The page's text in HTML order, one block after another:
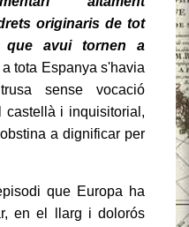
originaris de tot
avui tornen a
tota Espanya s'havia
sense vocació
castellà i inquisitorial,
a dignificar per
que Europa ha
en el llarg i dolorós